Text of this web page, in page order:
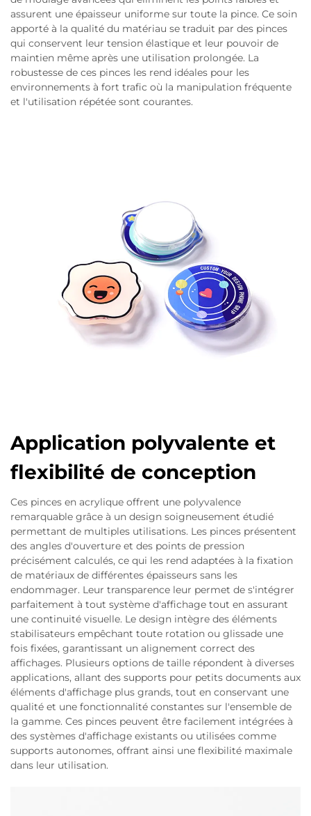
assurent une épaisseur uniforme sur toute la pince. Ce soin
apporté à la qualité du matériau se traduit par des pinces
qui conservent leur tension élastique et leur pouvoir de
maintien même après une utilisation prolongée. La
robustesse de ces pinces les rend idéales pour les
environnements à fort trafic où la manipulation fréquente
et l'utilisation répétée sont courantes.
Application polyvalente et
flexibilité de conception
Ces pinces en acrylique offrent une polyvalence
remarquable grâce à un design soigneusement étudié
permettant de multiples utilisations. Les pinces présentent
des angles d'ouverture et des points de pression
précisément calculés, ce qui les rend adaptées à la fixation
de matériaux de différentes épaisseurs sans les
endommager. Leur transparence leur permet de s'intégrer
parfaitement à tout système d'affichage tout en assurant
une continuité visuelle. Le design intègre des éléments
stabilisateurs empêchant toute rotation ou glissade une
fois fixées, garantissant un alignement correct des
affichages. Plusieurs options de taille répondent à diverses
applications, allant des supports pour petits documents aux
éléments d'affichage plus grands, tout en conservant une
qualité et une fonctionnalité constantes sur l'ensemble de
la gamme. Ces pinces peuvent être facilement intégrées à
des systèmes d'affichage existants ou utilisées comme
supports autonomes, offrant ainsi une flexibilité maximale
dans leur utilisation.